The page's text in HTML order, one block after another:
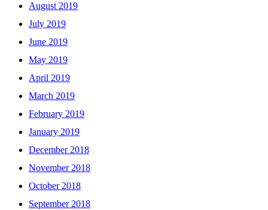
August 2019
July 2019
June 2019
May 2019
April 2019
March 2019
February 2019
January 2019
December 2018
November 2018
October 2018
September 2018